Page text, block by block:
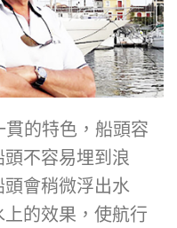
的特色，船頭容
不容易埋到浪
會稍微浮出水
的效果，使航行